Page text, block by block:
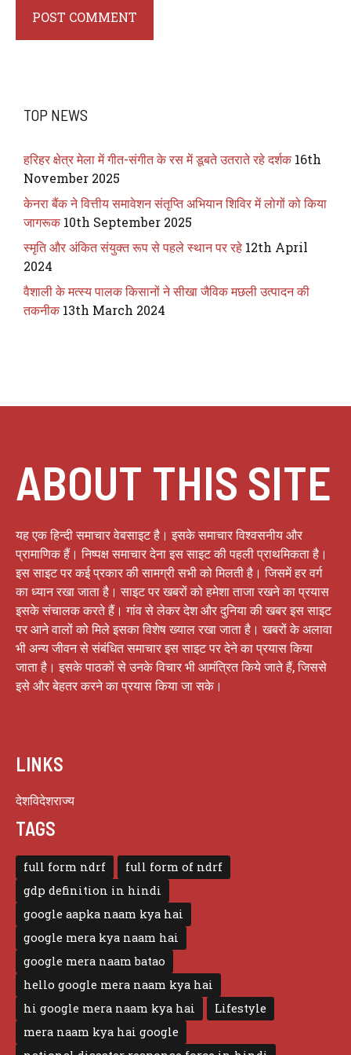
TOP NEWS
हरिहर क्षेत्र मेला में गीत-संगीत के रस में डूबते उतराते रहे दर्शक 16th
November 2025
केनरा बैंक ने वित्तीय समावेशन संतृप्ति अभियान शिविर में लोगों को किया
जागरूक 10th September 2025
स्मृति और अंकित संयुक्त रूप से पहले स्थान पर रहे 12th April
2024
वैशाली के मत्स्य पालक किसानों ने सीखा जैविक मछली उत्पादन की
तकनीक 13th March 2024
ABOUT THIS SITE
यह एक हिन्दी समाचार वेबसाइट है। इसके समाचार विश्वसनीय और
प्रामाणिक हैं। निष्पक्ष समाचार देना इस साइट की पहली प्राथमिकता है।
इस साइट पर कई प्रकार की सामग्री सभी को मिलती है। जिसमें हर वर्ग
का ध्यान रखा जाता है। साइट पर खबरों को हमेशा ताजा रखने का प्रयास
इसके संचालक करते हैं। गांव से लेकर देश और दुनिया की खबर इस साइट
पर आने वालों को मिले इसका विशेष ख्याल रखा जाता है। खबरों के अलावा
भी अन्य जीवन से संबंधित समाचार इस साइट पर देने का प्रयास किया
जाता है। इसके पाठकों से उनके विचार भी आमंत्रित किये जाते हैं, जिससे
इसे और बेहतर करने का प्रयास किया जा सके।
LINKS
देशविदेशराज्य
TAGS
full form ndrf
full form of ndrf
gdp definition in hindi
google aapka naam kya hai
google mera kya naam hai
google mera naam batao
hello google mera naam kya hai
hi google mera naam kya hai
Lifestyle
mera naam kya hai google